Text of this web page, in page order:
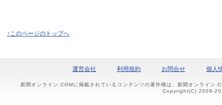
↑このページのトップへ
運営会社 利用規約 お問合せ 個人
新聞オンライン.COMに掲載されているコンテンツの著作権は、新聞オンライン
Copyright(C) 2009-